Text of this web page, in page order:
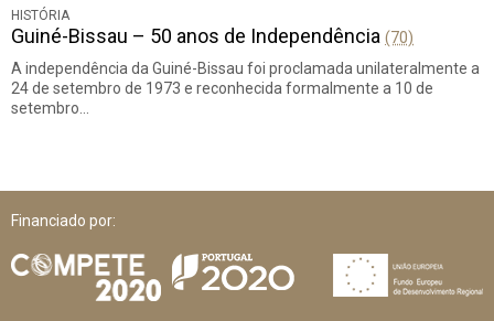
HISTÓRIA
Guiné-Bissau – 50 anos de Independência (70)
A independência da Guiné-Bissau foi proclamada unilateralmente a
24 de setembro de 1973 e reconhecida formalmente a 10 de
setembro…
Financiado por: